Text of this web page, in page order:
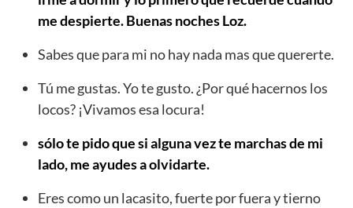
me despierte. Buenas noches Loz.
Sabes que para mi no hay nada mas que quererte.
Tú me gustas. Yo te gusto. ¿Por qué hacernos los
locos? ¡Vivamos esa locura!
sólo te pido que si alguna vez te marchas de mi
lado, me ayudes a olvidarte.
Eres como un lacasito, fuerte por fuera y tierno